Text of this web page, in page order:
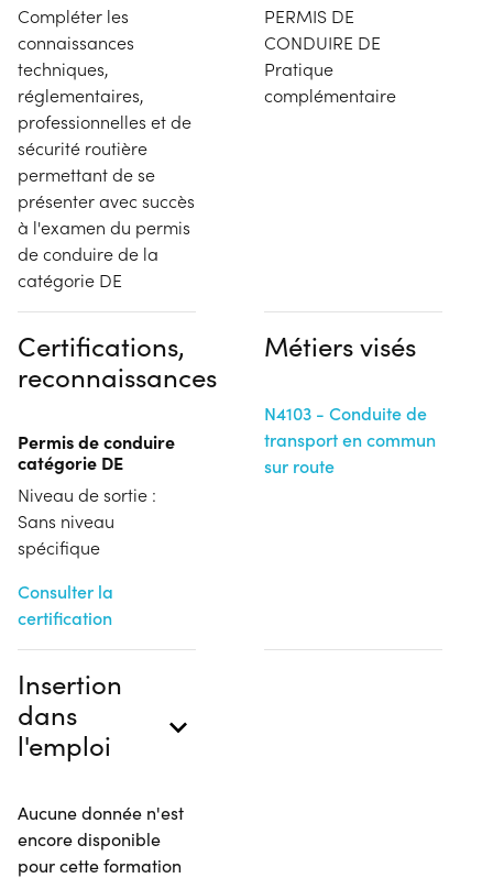
Compléter les
connaissances
techniques,
réglementaires,
professionnelles et de
sécurité routière
permettant de se
présenter avec succès
à l'examen du permis
de conduire de la
catégorie DE
PERMIS DE
CONDUIRE DE
Pratique
complémentaire
Certifications,
reconnaissances
Permis de conduire
catégorie DE
Niveau de sortie :
Sans niveau
spécifique
Consulter la
certification
Métiers visés
N4103 - Conduite de
transport en commun
sur route
Insertion
dans
l'emploi
Aucune donnée n'est
encore disponible
pour cette formation